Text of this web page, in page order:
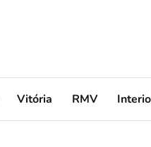
Vitória RMV